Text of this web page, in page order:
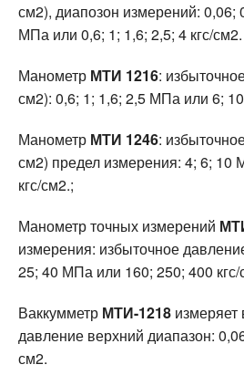
см2), диапозон измерений: 0,06;
МПа или 0,6; 1; 1,6; 2,5; 4 кгс/см2.
Манометр МТИ 1216:
см2): 0,6; 1; 1,6; 2,5 МПа или 6;
Манометр МТИ 1246:
см2) предел измерения: 4; 6; 10
кгс/см2.;
Манометр точных измерений
измерения: избыточное
25; 40 МПа или 160; 250; 400 кгс/
Ваккумметр МТИ-1218 измеряет
давление верхний диапазон:
см2.